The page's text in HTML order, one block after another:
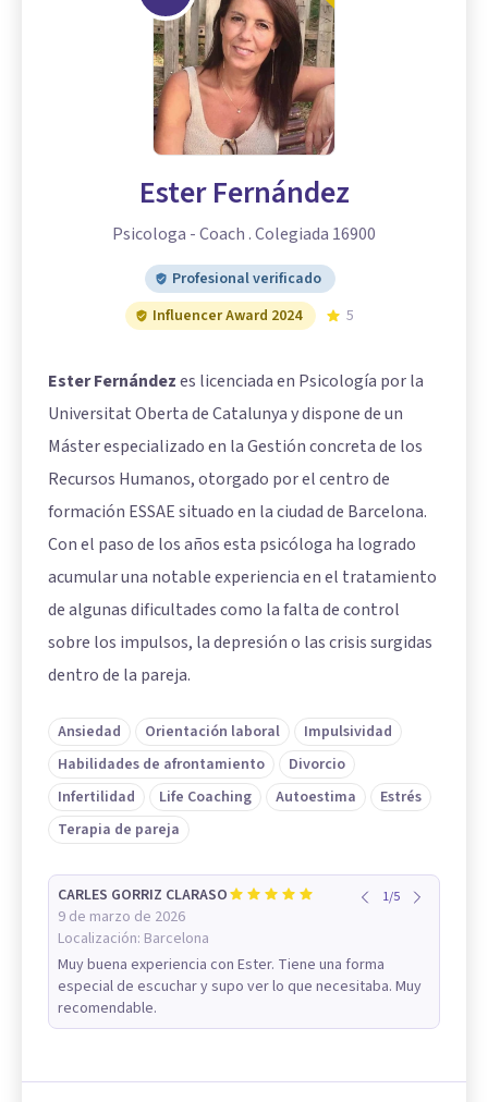
Ester Fernández
Psicologa - Coach . Colegiada 16900
Profesional verificado
Influencer Award 2024
5
Ester Fernándezes licenciada en Psicología por la
Universitat Oberta de Catalunya y dispone de un
Máster especializado en la Gestión concreta de los
Recursos Humanos, otorgado por el centro de
formación ESSAE situado en la ciudad de Barcelona.
Con el paso de los años esta psicóloga ha logrado
acumular una notable experiencia en el tratamiento
de algunas dificultades como la falta de control
sobre los impulsos, la depresión o las crisis surgidas
dentro de la pareja.
Ansiedad Orientación laboral
Impulsividad
Habilidades de afrontamiento
Divorcio
Infertilidad
Life Coaching Autoestima
Estrés
Terapia de pareja
CARLES GORRIZ CLARASO
9 de marzo de 2026
Localización: Barcelona
1/5
Muy buena experiencia con Ester. Tiene una forma
especial de escuchar y supo ver lo que necesitaba. Muy
recomendable.